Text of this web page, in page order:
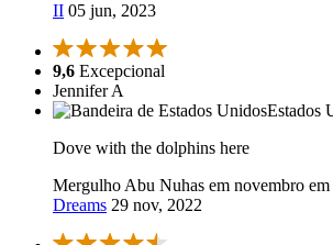
II 05 jun, 2023
9,6 Excepcional
Jennifer A
Estados
Dove with the dolphins here
Mergulho Abu Nuhas em novembro em
Dreams 29 nov, 2022